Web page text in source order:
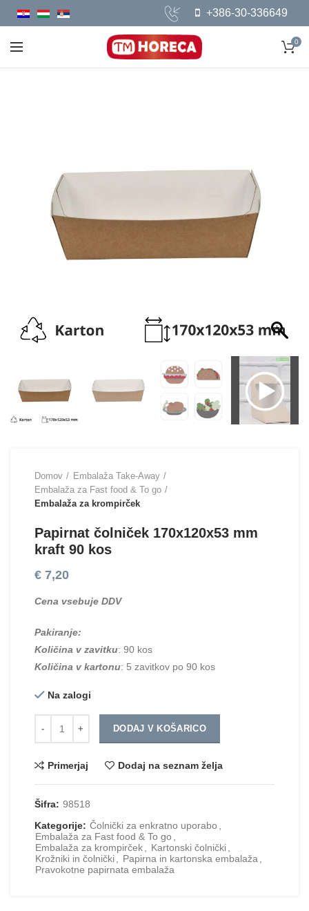
+386-30-336649
0
Domov
Embalaža Take-Away
Embalaža za Fast food & To go
Embalaža za krompirček
Papirnat čolniček 170x120x53 mm
kraft 90 kos
€ 7,20
Cena vsebuje DDV
Pakiranje:
Količina v zavitku: 90 kos
Količina v kartonu: 5 zavitkov po 90 kos
Na zalogi
DODAJ V KOŠARICO
Primerjaj Dodaj na seznam želja
Šifra: 98518
Kategorije: Čolnički za enkratno uporabo
Embalaža za Fast food & To go
Embalaža za krompirček
Kartonski čolnički
Krožniki in čolnički
Papirna in kartonska embalaža
Pravokotne papirnata embalaža